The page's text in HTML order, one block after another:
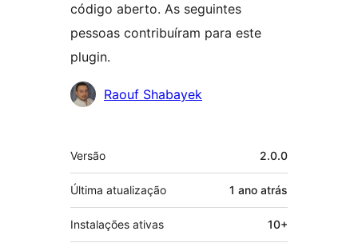
código aberto. As seguintes
pessoas contribuíram para este
plugin.
Colaboradores
Raouf Shabayek
Meta
Versão 2.0.0
Última atualização 1 ano atrás
Instalações ativas 10+